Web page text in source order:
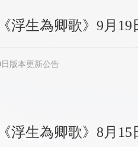
《浮生為卿歌》9月
日版本更新公告
《浮生為卿歌》8月